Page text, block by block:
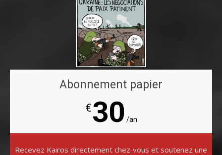
Abonnement papier
€30 /an
Recevez Kairos directement chez vous et soutenez une